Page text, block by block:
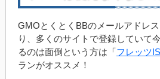
GMOとくとくBBのメールアドレ
り、多くのサイトで登録していて
るのは面倒という方は「フレッツ
ランがオススメ！